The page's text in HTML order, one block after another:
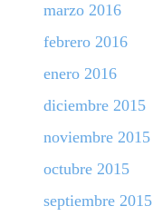
marzo 2016
febrero 2016
enero 2016
diciembre 2015
noviembre 2015
octubre 2015
septiembre 2015